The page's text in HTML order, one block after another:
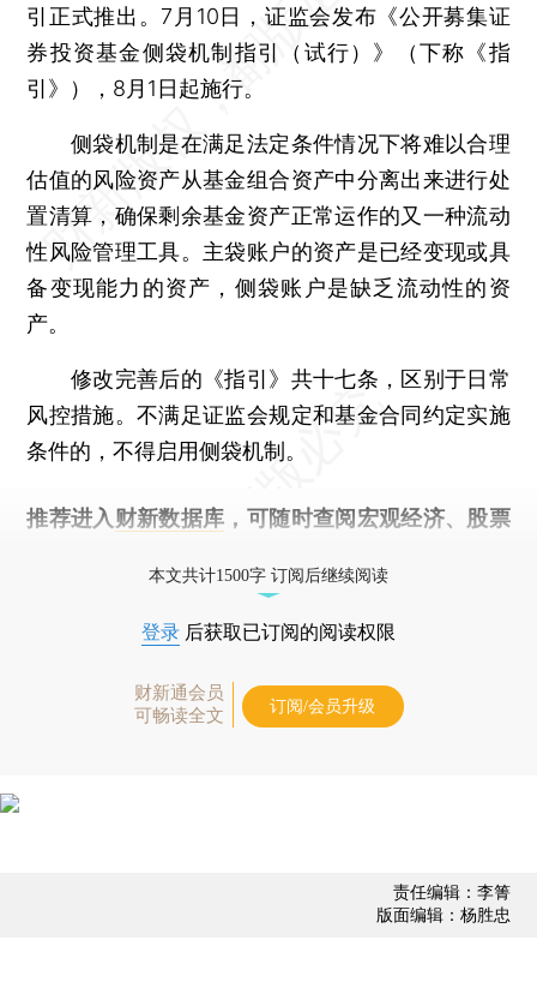
引正式推出。7月10日，证监会发布《公开募集证
券投资基金侧袋机制指引（试行）》（下称《指
引》），8月1日起施行。
侧袋机制是在满足法定条件情况下将难以合理
估值的风险资产从基金组合资产中分离出来进行处
置清算，确保剩余基金资产正常运作的又一种流动
性风险管理工具。主袋账户的资产是已经变现或具
备变现能力的资产，侧袋账户是缺乏流动性的资
产。
修改完善后的《指引》共十七条，区别于日常
风控措施。不满足证监会规定和基金合同约定实施
条件的，不得启用侧袋机制。
推荐进入 财新数据库 ，可随时查阅宏观经济、股票
本文共计1500字 订阅后继续阅读
登录 后获取已订阅的阅读权限
财新通会员
可畅读全文
订阅/会员升级
责任编辑：李箐
版面编辑：杨胜忠